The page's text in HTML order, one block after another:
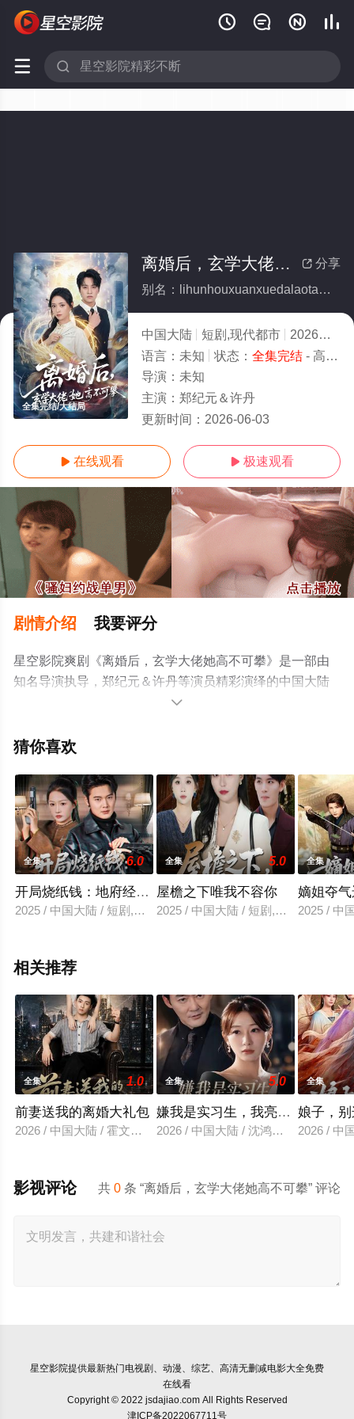
   
 
全集完结/大结局
 分享
离婚后，玄学大佬她高不可攀(全集)
别名：lihunhouxuanxuedalaotagaobukepan
中国大陆 短剧,现代都市 2026
6.0
语言： 未知 状态： 全集完结- 高清免费在线观看
导演： 未知
主演： 郑纪元＆许丹
更新时间： 2026-06-03
 在线观看  极速观看
剧情介绍 我要评分
星空影院爽剧《离婚后，玄学大佬她高不可攀》是一部由
知名导演执导，郑纪元＆许丹等演员精彩演绎的中国大陆
电视剧，大结局剧情已揭晓（全集完结），手机免费在线
相关信息可移步至豆瓣电视剧、电视猫或剧情网等平台了

猜你喜欢
全集 6.0
开局烧纸钱：地府经理找上门
2025 / 中国大陆 / 短剧,年代穿越
全集 5.0
屋檐之下唯我不容你
2025 / 中国大陆 / 短剧,现代都市
全集
嫡姐夺
2025 / 中
相关推荐
全集 1.0
前妻送我的离婚大礼包
2026 / 中国大陆 / 霍文琦＆雷小米
全集 5.0
嫌我是实习生，我亮出老板身份
2026 / 中国大陆 / 沈鸿运＆刘亚倩
全集
娘子，
2026 / 中
共0 条 “离婚后，玄学大佬她高不可攀” 评论
影视评论
星空影院提供最新热门电视剧、动漫、综艺、高清无删减电影大全免费
在线看
Copyright © 2022 jsdajiao.com All Rights Reserved
津ICP备2022067711号